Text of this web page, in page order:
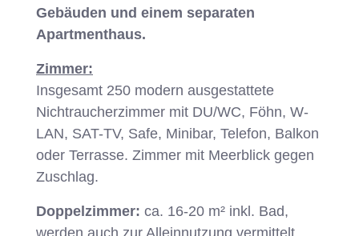
Gebäuden und einem separaten
Apartmenthaus.
Zimmer:
Insgesamt 250 modern ausgestattete
Nichtraucherzimmer mit DU/WC, Föhn, W-
LAN, SAT-TV, Safe, Minibar, Telefon, Balkon
oder Terrasse. Zimmer mit Meerblick gegen
Zuschlag.
Doppelzimmer: ca. 16-20 m² inkl. Bad,
werden auch zur Alleinnutzung vermittelt.